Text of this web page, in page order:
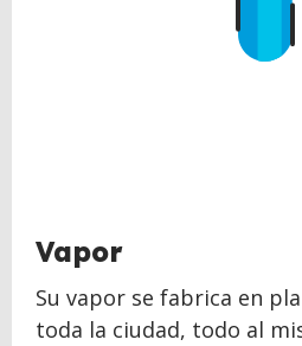
Vapor
Su vapor se fabrica en
toda la ciudad, todo al